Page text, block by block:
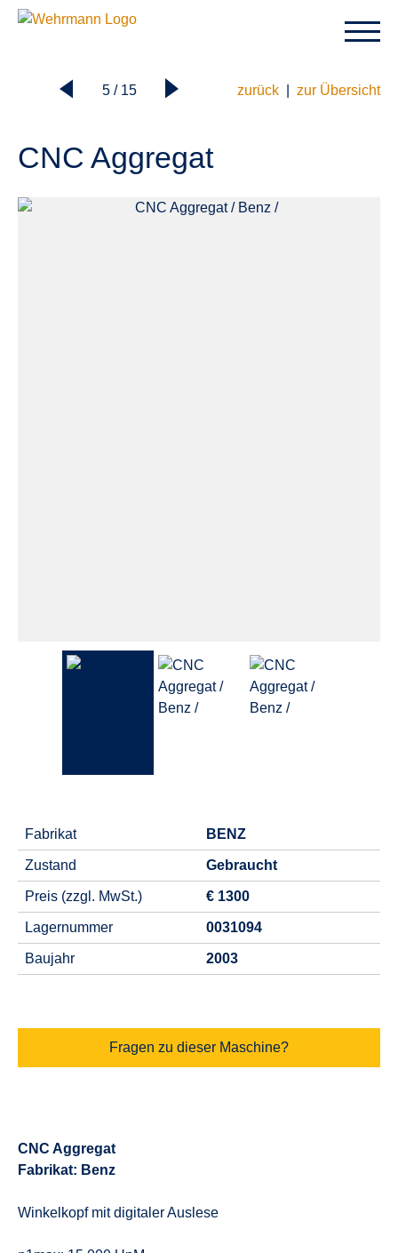
5 / 15 zurück| zur Übersicht
CNC Aggregat
Fabrikat BENZ
Zustand Gebraucht
Preis (zzgl. MwSt.) € 1300
Lagernummer 0031094
Baujahr 2003
Fragen zu dieser Maschine?
CNC Aggregat
Fabrikat: Benz
Winkelkopf mit digitaler Auslese